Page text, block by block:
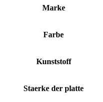
Marke
Farbe
Kunststoff
Staerke der platte